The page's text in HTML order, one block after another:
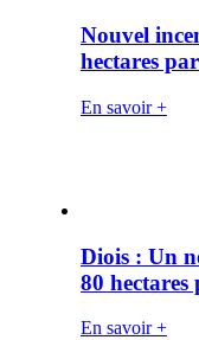
Nouvel
hectares
En savoir +
Diois : Un
80 hectares
En savoir +